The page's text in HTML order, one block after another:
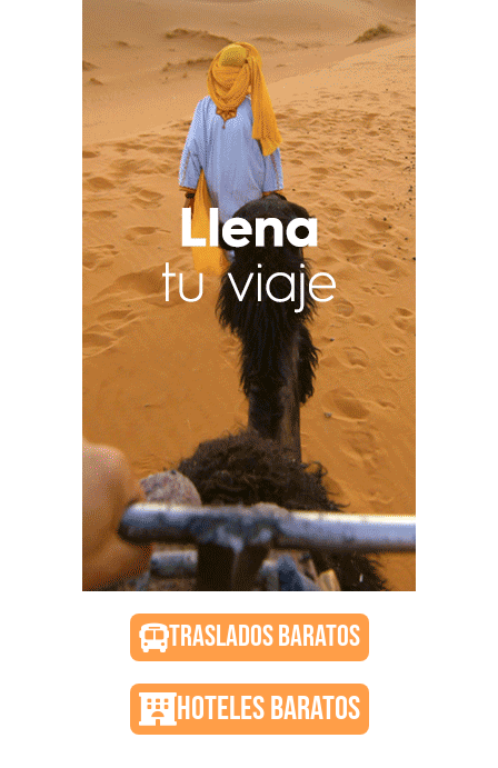
TRASLADOS BARATOS
HOTELES BARATOS